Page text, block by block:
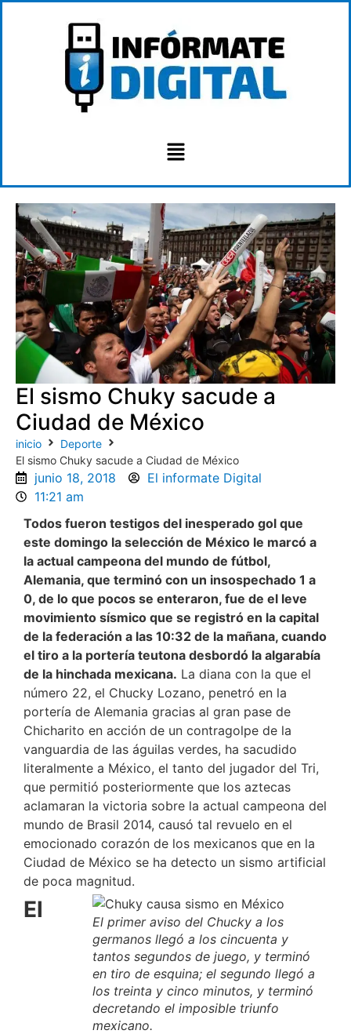
El sismo Chuky sacude a
Ciudad de México
inicio
Deporte
El sismo Chuky sacude a Ciudad de México
junio 18, 2018
El informate Digital
11:21 am
Todos fueron testigos del inesperado gol que
este domingo la selección de México le marcó a
la actual campeona del mundo de fútbol,
Alemania, que terminó con un insospechado 1 a
0, de lo que pocos se enteraron, fue de el leve
movimiento sísmico que se registró en la capital
de la federación a las 10:32 de la mañana, cuando
el tiro a la portería teutona desbordó la algarabía
de la hinchada mexicana. La diana con la que el
número 22, el Chucky Lozano, penetró en la
portería de Alemania gracias al gran pase de
Chicharito en acción de un contragolpe de la
vanguardia de las águilas verdes, ha sacudido
literalmente a México, el tanto del jugador del Tri,
que permitió posteriormente que los aztecas
aclamaran la victoria sobre la actual campeona del
mundo de Brasil 2014, causó tal revuelo en el
emocionado corazón de los mexicanos que en la
Ciudad de México se ha detecto un sismo artificial
de poca magnitud.
El primer aviso del Chucky a los
germanos llegó a los cincuenta y
tantos segundos de juego, y terminó
en tiro de esquina; el segundo llegó a
los treinta y cinco minutos, y terminó
decretando el imposible triunfo
mexicano.
El